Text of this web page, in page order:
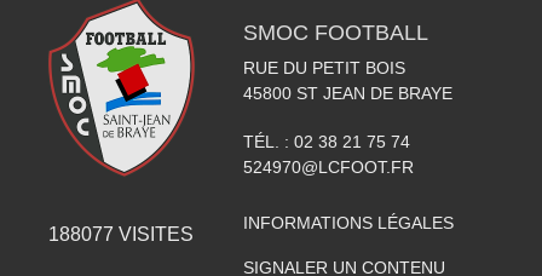
188077 VISITES
SMOC FOOTBALL
RUE DU PETIT BOIS
45800 ST JEAN DE BRAYE
TÉL. : 02 38 21 75 74
524970@LCFOOT.FR
INFORMATIONS LÉGALES
SIGNALER UN CONTENU